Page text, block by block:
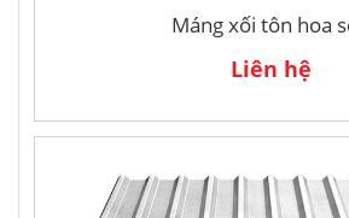
Máng xối tôn hoa
Liên hệ